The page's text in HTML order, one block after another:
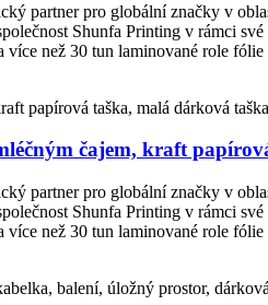
partner pro globální značky v
Shunfa Printing v rámci
než 30 tun laminované role
čajem, kraft
partner pro globální značky v
Shunfa Printing v rámci
než 30 tun laminované role